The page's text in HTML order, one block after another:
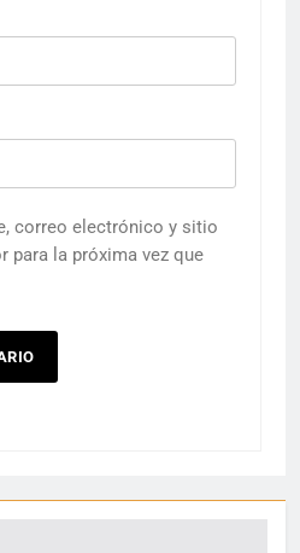
correo electrónico y sitio
para la próxima vez que